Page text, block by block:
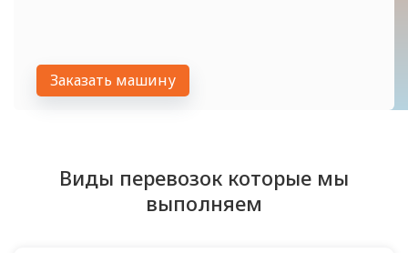
Заказать машину
Виды перевозок которые мы
выполняем